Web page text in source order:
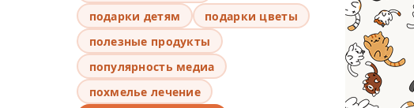
подарки детям
подарки цветы
полезные продукты
популярность медиа
похмелье лечение